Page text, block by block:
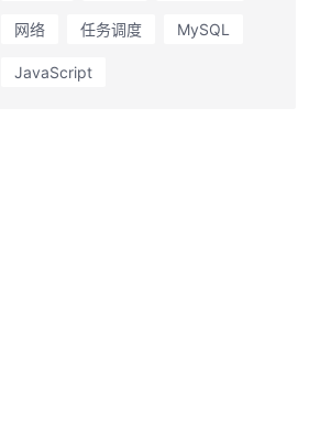
网络 任务调度 MySQL
JavaScript